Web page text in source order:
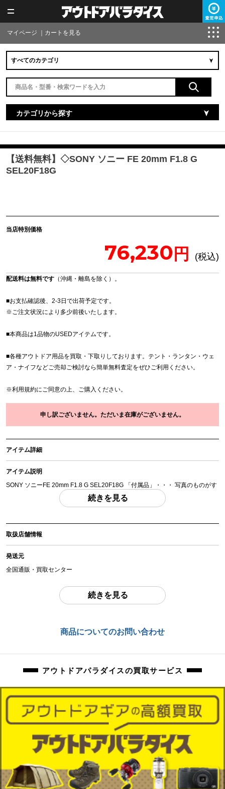
マイページ カートを見る
カテゴリから探す
【送料無料】◇SONY ソニー FE 20mm F1.8 G
SEL20F18G
当店特別価格
76,230
配送料は無料です （沖縄・離島を除く）。
■お支払確認後、2-3日で出荷予定です。
※ご注文状況により多少前後いたします。
■本商品は1品物のUSEDアイテムです。
■各種アウトドア用品を買取・下取りしております。テント・ランタン・ウェ
ア・ナイフなどご売却ご検討なら簡単無料査定をぜひご利用ください。
※利用規約にご同意の上、ご購入ください。
申し訳ございません。ただいま在庫がございません。
アイテム詳細
アイテム説明
SONY ソニーFE 20mm F1.8 G SEL20F18G 「付属品」・・・ 写真のものがす
(撮影、運搬備品は除く)
アイテム状態
中古：B（使用感少な目/小キズ、ヨゴレ少々）
AF/MF撮影動作確認済みでございます。
レンズ内に、撮影に影響のある目立つダメージは見受けられません。
続きを見る
取扱店舗情報
発送元
全国通販・買取センター
東京都江戸川区中葛西6-10-15 2F
続きを見る
商品についてのお問い合わせ
アウトドアパラダイスの買取サービス